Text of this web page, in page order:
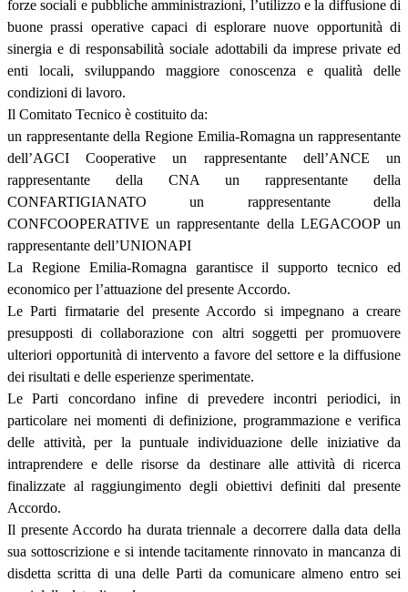
forze sociali e pubbliche amministrazioni, l’utilizzo e la diffusione di
buone prassi operative capaci di esplorare nuove opportunità di
sinergia e di responsabilità sociale adottabili da imprese private ed
enti locali, sviluppando maggiore conoscenza e qualità delle
condizioni di lavoro.
Il Comitato Tecnico è costituito da:
un rappresentante della Regione Emilia-Romagna un rappresentante
dell’AGCI Cooperative un rappresentante dell’ANCE un
rappresentante della CNA un rappresentante della
CONFARTIGIANATO un rappresentante della
CONFCOOPERATIVE un rappresentante della LEGACOOP un
rappresentante dell’UNIONAPI
La Regione Emilia-Romagna garantisce il supporto tecnico ed
economico per l’attuazione del presente Accordo.
Le Parti firmatarie del presente Accordo si impegnano a creare
presupposti di collaborazione con altri soggetti per promuovere
ulteriori opportunità di intervento a favore del settore e la diffusione
dei risultati e delle esperienze sperimentate.
Le Parti concordano infine di prevedere incontri periodici, in
particolare nei momenti di definizione, programmazione e verifica
delle attività, per la puntuale individuazione delle iniziative da
intraprendere e delle risorse da destinare alle attività di ricerca
finalizzate al raggiungimento degli obiettivi definiti dal presente
Accordo.
Il presente Accordo ha durata triennale a decorrere dalla data della
sua sottoscrizione e si intende tacitamente rinnovato in mancanza di
disdetta scritta di una delle Parti da comunicare almeno entro sei